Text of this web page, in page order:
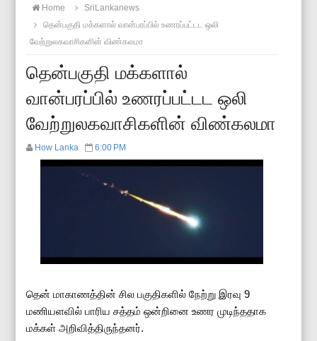
Home
SriLankanews
தென்பகுதி மக்களால் வான்பரப்பில் உணரப்பட்டட ஒலி
வேற்றுலகவாசிகளின் விண்கலமா
தென்பகுதி மக்களால்
வான்பரப்பில் உணரப்பட்டட ஒலி
வேற்றுலகவாசிகளின் விண்கலமா
How Lanka 6:00 PM
தென் மாகாணத்தின் சில பகுதிகளில் நேற்று இரவு 9
மணியளவில் பாரிய சத்தம் ஒன்றினை உணர முடிந்ததாக
மக்கள் அறிவித்திருந்தனர்.